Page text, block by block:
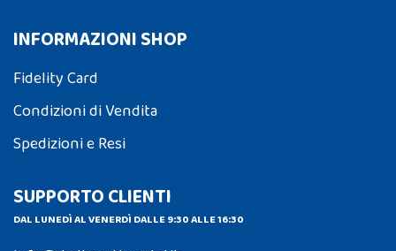
INFORMAZIONI SHOP
Fidelity Card
Condizioni di Vendita
Spedizioni e Resi
SUPPORTO CLIENTI
DAL LUNEDÌ AL VENERDÌ DALLE 9:30 ALLE 16:30